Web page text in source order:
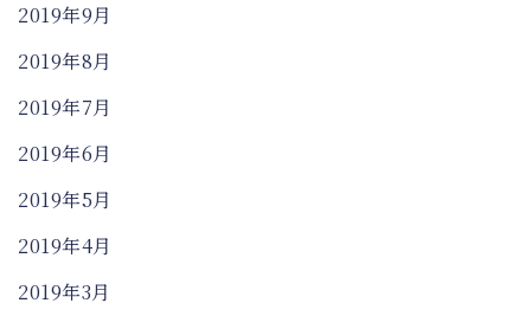
2019年9月
2019年8月
2019年7月
2019年6月
2019年5月
2019年4月
2019年3月